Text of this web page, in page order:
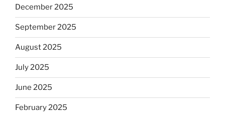
December 2025
September 2025
August 2025
July 2025
June 2025
February 2025